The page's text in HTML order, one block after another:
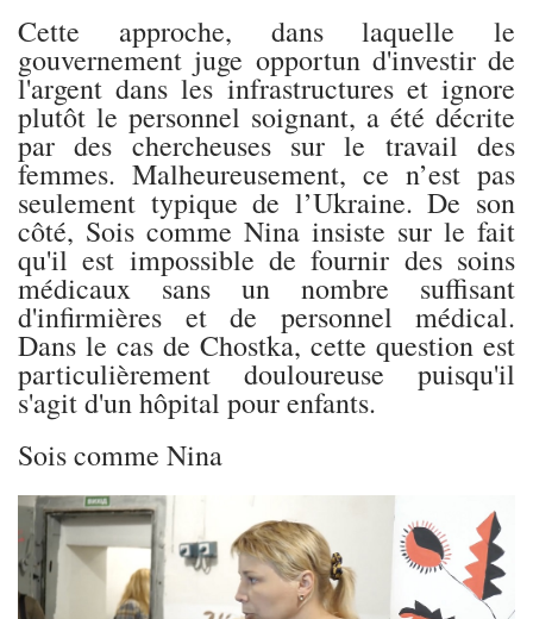
Cette approche, dans laquelle le
gouvernement juge opportun d'investir de
l'argent dans les infrastructures et ignore
plutôt le personnel soignant, a été décrite
par des chercheuses sur le travail des
femmes. Malheureusement, ce n’est pas
seulement typique de l’Ukraine. De son
côté, Sois comme Nina insiste sur le fait
qu'il est impossible de fournir des soins
médicaux sans un nombre suffisant
d'infirmières et de personnel médical.
Dans le cas de Chostka, cette question est
particulièrement douloureuse puisqu'il
s'agit d'un hôpital pour enfants.
Sois comme Nina